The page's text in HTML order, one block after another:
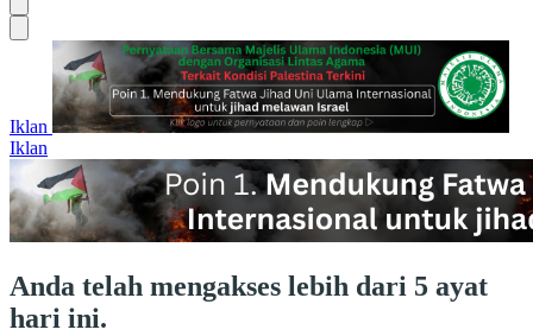
Iklan
Iklan
Anda telah mengakses lebih dari 5 ayat
hari ini.